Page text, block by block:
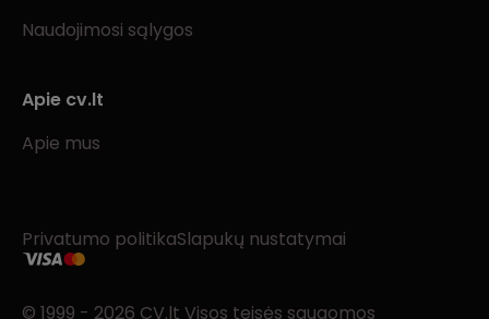
Naudojimosi sąlygos
Apie cv.lt
Apie mus
Privatumo politikaSlapukų nustatymai
© 1999 - 2026 CV.lt Visos teisės saugomos